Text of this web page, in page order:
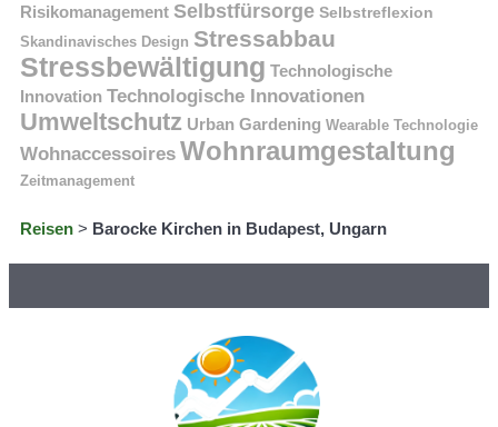
Risikomanagement Selbstfürsorge Selbstreflexion
Skandinavisches Design Stressabbau
Stressbewältigung Technologische
Innovation Technologische Innovationen
Umweltschutz Urban Gardening Wearable Technologie
Wohnaccessoires Wohnraumgestaltung
Zeitmanagement
Reisen > Barocke Kirchen in Budapest, Ungarn